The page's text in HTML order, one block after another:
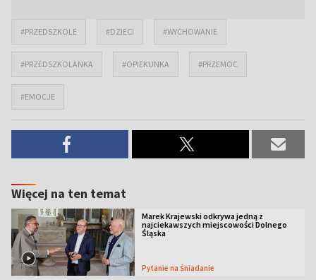
#PRZEDSZKOLE #DZIECI #WYCHOWANIE
#PRZEDSZKOLANKA #OPIEKUNKA #PRZEMOC
#EMOCJE
Więcej na ten temat
Marek Krajewski odkrywa jedną z
najciekawszych miejscowości Dolnego
Śląska
Pytanie na Śniadanie